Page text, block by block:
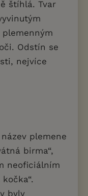
štíhlá. Tvar
Odstín se
nejvíce
plemene
birma“,
neoficiálním
byly